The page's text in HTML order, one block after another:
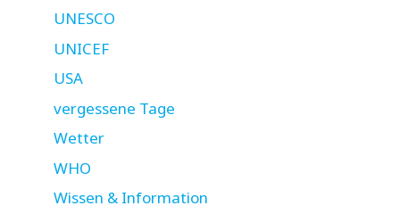
UNESCO
UNICEF
USA
vergessene Tage
Wetter
WHO
Wissen & Information